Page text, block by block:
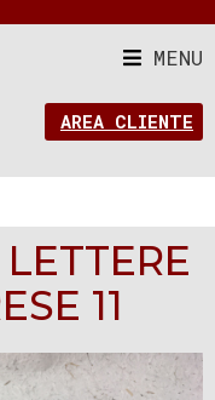
MENU
AREA CLIENTE
11